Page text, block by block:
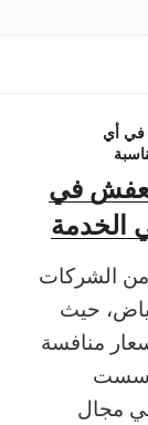
في أي
في
الخدمة
الشركات
حيث
منافسة
مجال